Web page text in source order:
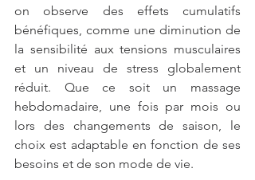
on observe des effets cumulatifs
bénéfiques, comme une diminution de
la sensibilité aux tensions musculaires
et un niveau de stress globalement
réduit. Que ce soit un massage
hebdomadaire, une fois par mois ou
lors des changements de saison, le
choix est adaptable en fonction de ses
besoins et de son mode de vie.